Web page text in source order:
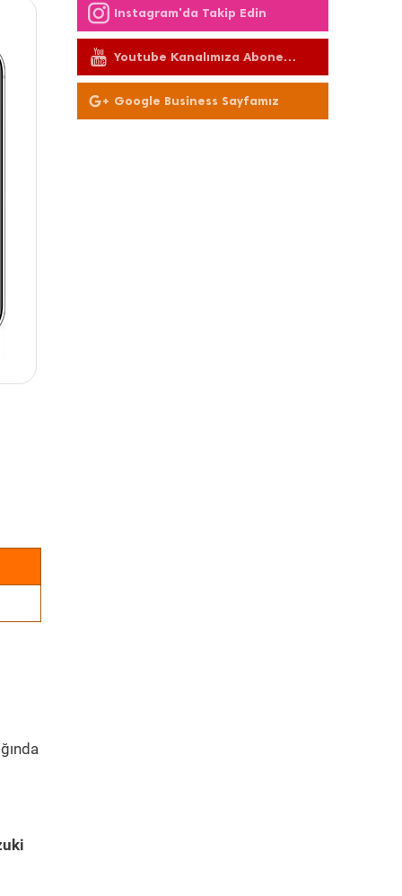
Instagram'da Takip Edin
Youtube Kanalımıza Abone
Olun
Google Business Sayfamız